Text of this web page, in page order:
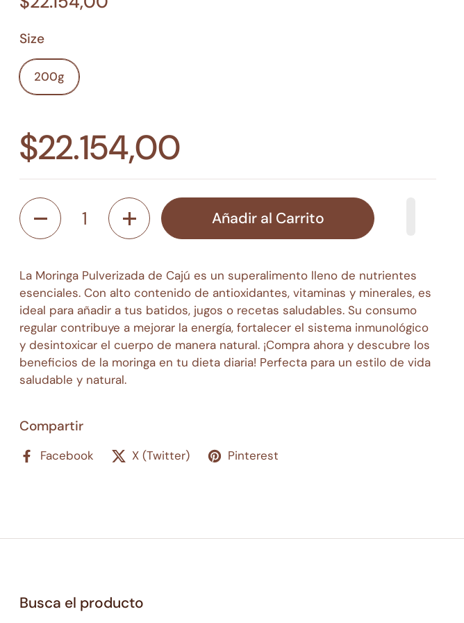
Size
200g
$22.154,00
Cantidad
Añadir al Carrito
La Moringa Pulverizada de Cajú es un superalimento lleno de nutrientes
esenciales. Con alto contenido de antioxidantes, vitaminas y minerales, es
ideal para añadir a tus batidos, jugos o recetas saludables. Su consumo
regular contribuye a mejorar la energía, fortalecer el sistema inmunológico
y desintoxicar el cuerpo de manera natural. ¡Compra ahora y descubre los
beneficios de la moringa en tu dieta diaria! Perfecta para un estilo de vida
saludable y natural.
Compartir
Facebook X (Twitter) Pinterest
Busca el producto